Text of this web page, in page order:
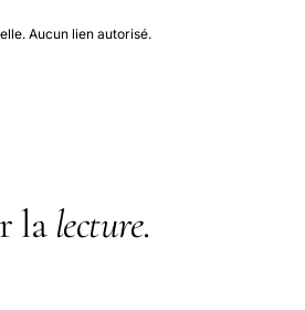
Aucun lien autorisé.
la lecture.